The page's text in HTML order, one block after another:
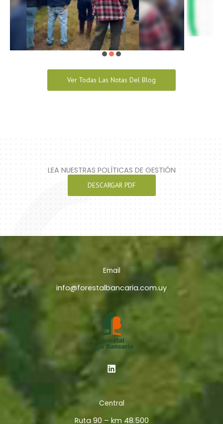
Ver Todas Las Notas Del Blog
LEA NUESTRAS POLÍTICAS DE GESTIÓN
DESCARGAR PDF
Email
info@forestalbancaria.com.uy
Central
Ruta 90 – km 48.500